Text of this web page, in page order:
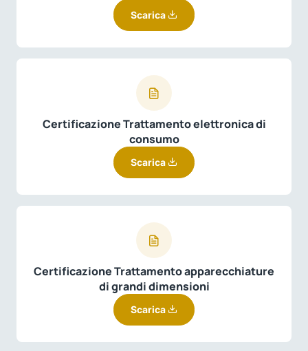
Scarica
Certificazione Trattamento elettronica di
consumo
Scarica
Certificazione Trattamento apparecchiature
di grandi dimensioni
Scarica